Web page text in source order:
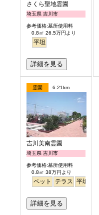
さくら聖地霊園
埼玉県 吉川市
参考価格:墓所使用料
0.8㎡ 26.5万円より
平坦
詳細を見る
霊園 6.21km
吉川美南霊園
埼玉県 吉川市
参考価格:墓所使用料
0.8㎡ 38万円より
ペット テラス 平坦
詳細を見る